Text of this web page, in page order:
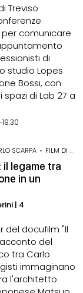
Treviso
comunicare
di
studio Lopes
Bossi, con
di Lab 27 a
SCARPA • FILM DI ARCHITETTURA
il legame tra
in un
| 4
del docufilm "Il
del
tra Carlo
immaginano
l'architetto